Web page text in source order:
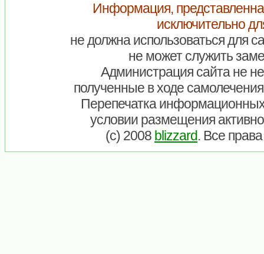
Информация,
исключительно
не должна использоваться для
не может служить
Администрация сайта не
полученные в ходе
Перепечатка
условии размещения
(c) 2008 blizzard. Все